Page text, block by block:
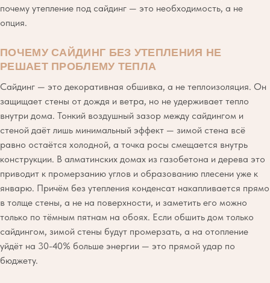
почему утепление под сайдинг — это необходимость, а не
опция.
ПОЧЕМУ САЙДИНГ БЕЗ УТЕПЛЕНИЯ НЕ
РЕШАЕТ ПРОБЛЕМУ ТЕПЛА
Сайдинг — это декоративная обшивка, а не теплоизоляция. Он
защищает стены от дождя и ветра, но не удерживает тепло
внутри дома. Тонкий воздушный зазор между сайдингом и
стеной даёт лишь минимальный эффект — зимой стена всё
равно остаётся холодной, а точка росы смещается внутрь
конструкции. В алматинских домах из газобетона и дерева это
приводит к промерзанию углов и образованию плесени уже к
январю. Причём без утепления конденсат накапливается прямо
в толще стены, а не на поверхности, и заметить его можно
только по тёмным пятнам на обоях. Если обшить дом только
сайдингом, зимой стены будут промерзать, а на отопление
уйдёт на 30-40% больше энергии — это прямой удар по
бюджету.